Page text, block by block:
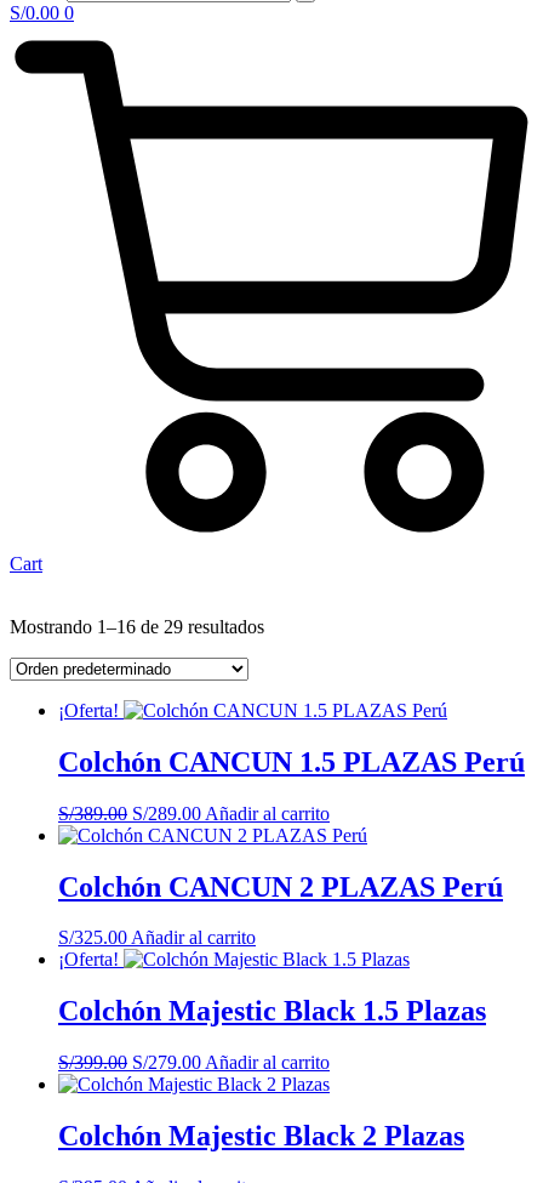
S/0.00 0
Cart
Mostrando 1–16 de 29 resultados
¡Oferta!
Colchón CANCUN 1.5 PLAZAS Perú
S/389.00 El
precio
era:
S/389.00.
S/289.00El
precio
es:
S/289.00.
Añadir al carrito
Colchón CANCUN 2 PLAZAS Perú
S/325.00Añadir al carrito
¡Oferta!
Colchón Majestic Black 1.5 Plazas
S/399.00 El
precio
era:
S/399.00.
S/279.00El
precio
es:
S/279.00.
Añadir al carrito
Colchón Majestic Black 2 Plazas